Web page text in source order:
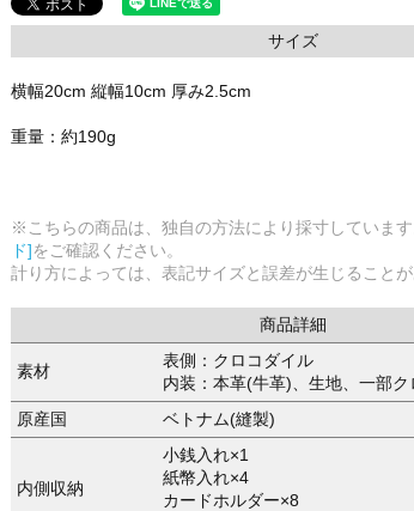
サイズ
横幅20cm 縦幅10cm 厚み2.5cm
重量：約190g
※こちらの商品は、独自の方法により採寸していま
ド]をご確認ください。
計り方によっては、表記サイズと誤差が生じることが
商品詳細
素材
表側：クロコダイル
内装：本革(牛革)、生地、一部
原産国
ベトナム(縫製)
内側収納
小銭入れ×1
紙幣入れ×4
カードホルダー×8